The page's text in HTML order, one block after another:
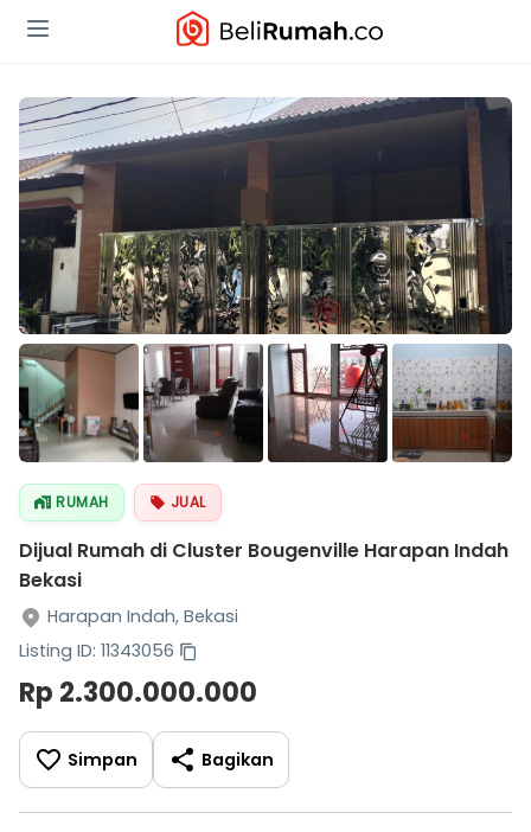
RUMAH JUAL
Dijual Rumah di Cluster Bougenville Harapan Indah
Bekasi
Harapan Indah, Bekasi
Listing ID: 11343056
Rp 2.300.000.000
Simpan Bagikan